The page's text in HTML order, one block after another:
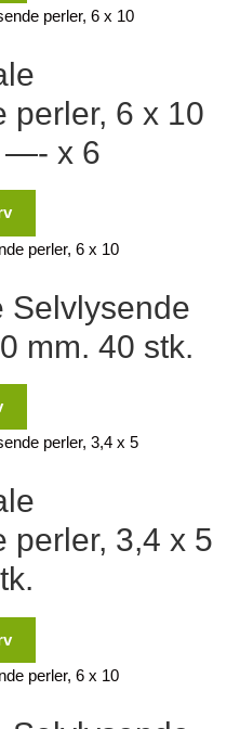
perler, 6 x 10
—- x 6
Selvlysende
mm. 40 stk.
perler, 3,4 x 5